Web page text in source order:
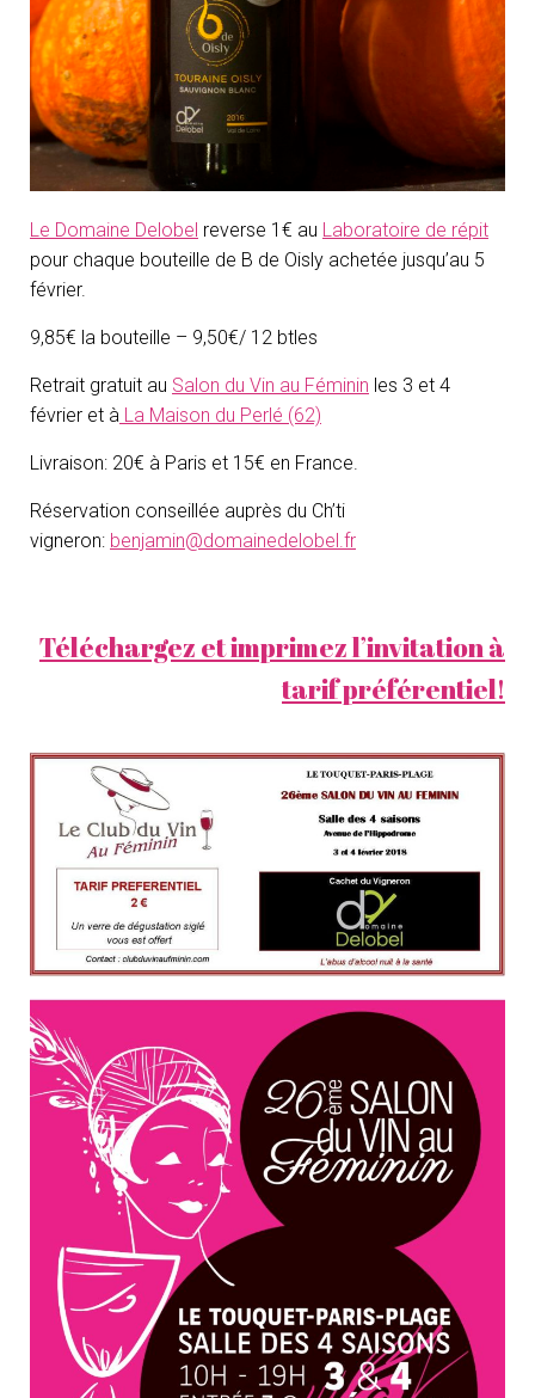
Le Domaine Delobel reverse 1€ au Laboratoire de répit
pour chaque bouteille de B de Oisly achetée jusqu’au 5
février.
9,85€ la bouteille – 9,50€/ 12 btles
Retrait gratuit au Salon du Vin au Féminin les 3 et 4
février et à La Maison du Perlé (62)
Livraison: 20€ à Paris et 15€ en France.
Réservation conseillée auprès du Ch’ti
vigneron: benjamin@domainedelobel.fr
Téléchargez et imprimez l’invitation à
tarif préférentiel!